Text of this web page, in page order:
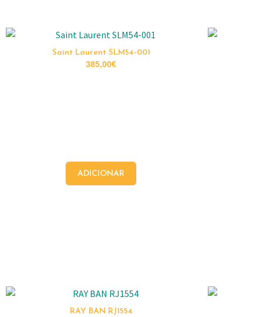
Saint Laurent SLM54-001
385,00€
ADICIONAR
RAY BAN RJ1554